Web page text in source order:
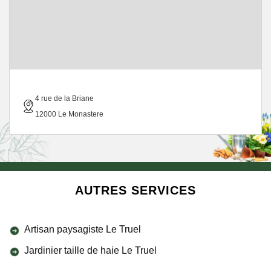
4 rue de la Briane
12000 Le Monastere
AUTRES SERVICES
Artisan paysagiste Le Truel
Jardinier taille de haie Le Truel